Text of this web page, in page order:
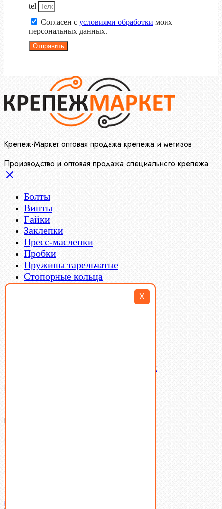
X
tel
Согласен с условиями обработки моих
персональных данных.
Отправить
Крепеж-Маркет оптовая продажа крепежа и метизов
Производство и оптовая продажа специального крепежа
Болты
Винты
Гайки
Заклепки
Пресс-масленки
Пробки
Пружины тарельчатые
Стопорные кольца
Такелаж
Латунный и бронзовый крепеж
Ваша корзина
В корзине нет товаров.
Поиск
Don't show this popup again